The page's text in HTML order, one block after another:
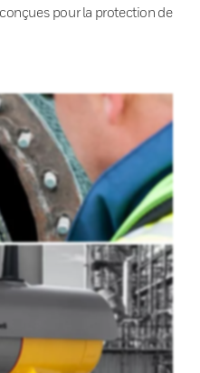
pour la protection de